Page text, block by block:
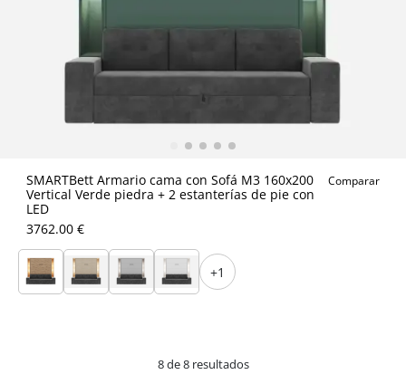
SMARTBett Armario cama con Sofá M3 160x200
Vertical Verde piedra + 2 estanterías de pie con
LED
Comparar
3762.00 €
+1
8 de 8 resultados